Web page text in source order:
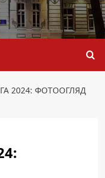
2024: ФОТООГЛЯД